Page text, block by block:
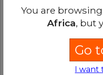
You are browsing
Africa, but
Go
I